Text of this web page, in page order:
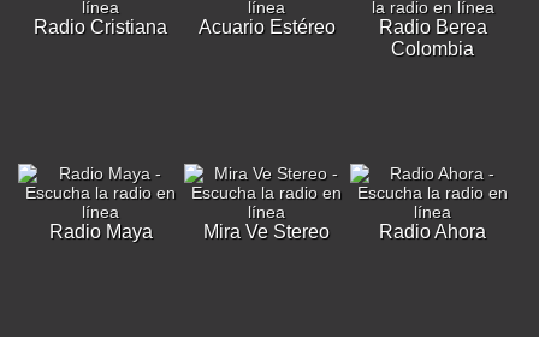
Radio Cristiana Acuario Estéreo
Radio Berea
Colombia
Radio Maya Mira Ve Stereo Radio Ahora